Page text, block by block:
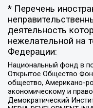
* Перечень
деятельность
нежелательной на
Федерации:
Национальный фонд в
Открытое Общество
общество, Американо-
экономическому и
Демократический